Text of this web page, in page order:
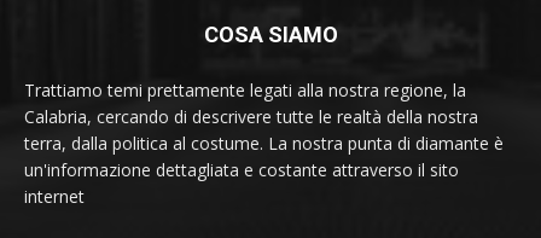
COSA SIAMO
Trattiamo temi prettamente legati alla nostra regione, la
Calabria, cercando di descrivere tutte le realtà della nostra
terra, dalla politica al costume. La nostra punta di diamante è
un'informazione dettagliata e costante attraverso il sito
internet